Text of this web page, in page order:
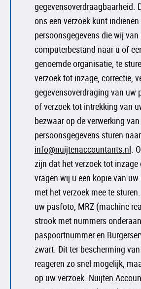
gegevensoverdraagbaarheid.
ons een verzoek kunt
persoonsgegevens die wij
computerbestand naar u of
genoemde organisatie, te
verzoek tot inzage, correctie,
gegevensoverdraging van uw
of verzoek tot intrekking van
bezwaar op de verwerking
persoonsgegevens sturen naar
info@nuijtenaccountants.nl.
zijn dat het verzoek tot inzage
vragen wij u een kopie van
met het verzoek mee te
uw pasfoto, MRZ (machine
strook met nummers
paspoortnummer en
zwart. Dit ter bescherming
reageren zo snel mogelijk,
op uw verzoek. Nuijten